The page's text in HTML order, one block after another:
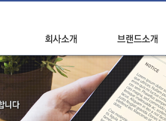
인사말
연혁
오시는길
브랜드소개